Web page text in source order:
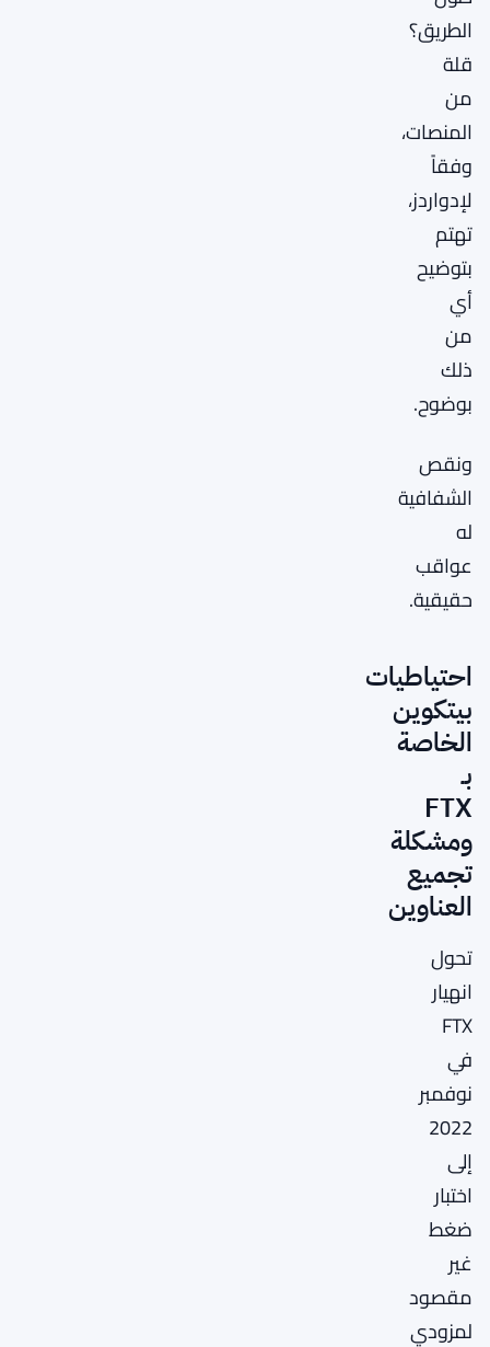
الطريق؟
قلة
من
المنصات،
وفقاً
لإدواردز،
تهتم
بتوضيح
أي
من
ذلك
بوضوح.
ونقص
الشفافية
له
عواقب
حقيقية.
احتياطيات
بيتكوين
الخاصة
بـ
FTX
ومشكلة
تجميع
العناوين
تحول
انهيار
FTX
في
نوفمبر
2022
إلى
اختبار
ضغط
غير
مقصود
لمزودي